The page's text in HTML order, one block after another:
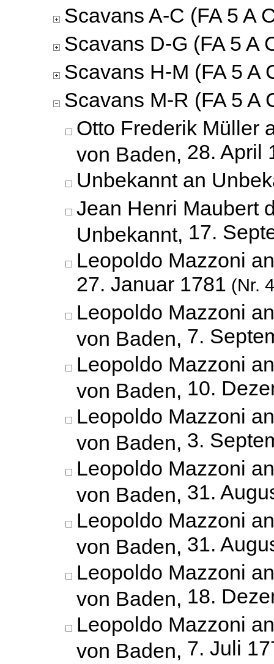
Scavans A-C (FA 5 A
Scavans D-G (FA 5 A
Scavans H-M (FA 5 A
Scavans M-R (FA 5 A
Otto Frederik Müller
von Baden, 28. April
Unbekannt an
Jean Henri Maubert
Unbekannt, 17.
Leopoldo Mazzoni
27. Januar 1781 (Nr.
Leopoldo Mazzoni
von Baden, 7.
Leopoldo Mazzoni
von Baden, 10.
Leopoldo Mazzoni
von Baden, 3.
Leopoldo Mazzoni
von Baden, 31.
Leopoldo Mazzoni
von Baden, 31.
Leopoldo Mazzoni
von Baden, 18.
Leopoldo Mazzoni
von Baden, 7. Juli